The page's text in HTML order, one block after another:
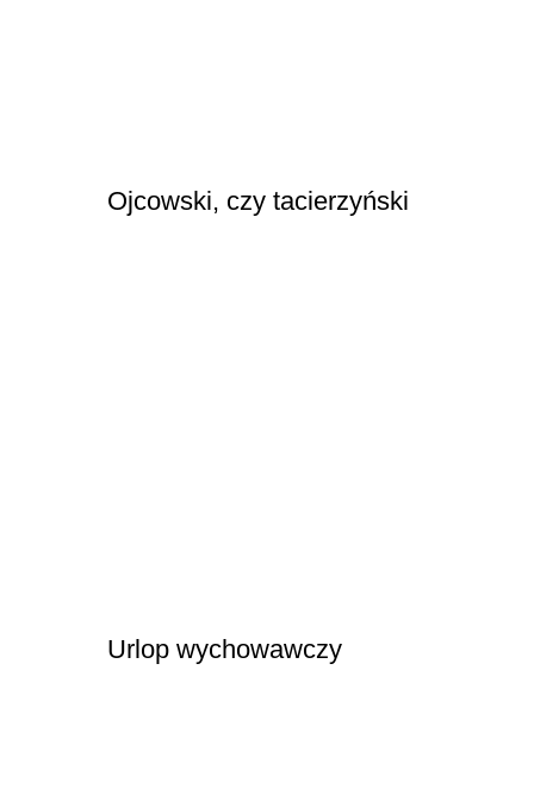
Ojcowski, czy tacierzyński
Urlop wychowawczy